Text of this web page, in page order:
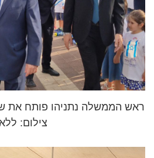
ראש הממשלה נתניהו פותח את
צילום: